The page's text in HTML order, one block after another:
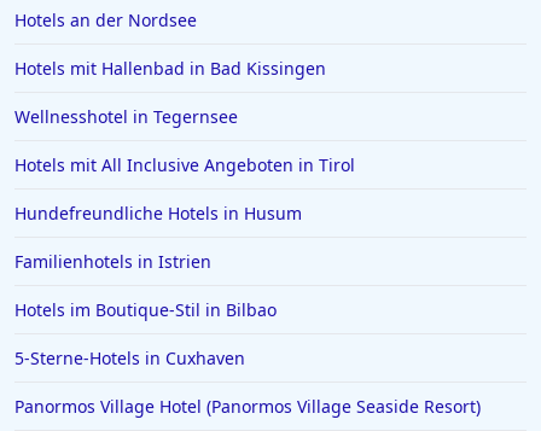
Hotels an der Nordsee
Hotels mit Hallenbad in Bad Kissingen
Wellnesshotel in Tegernsee
Hotels mit All Inclusive Angeboten in Tirol
Hundefreundliche Hotels in Husum
Familienhotels in Istrien
Hotels im Boutique-Stil in Bilbao
5-Sterne-Hotels in Cuxhaven
Panormos Village Hotel (Panormos Village Seaside Resort)